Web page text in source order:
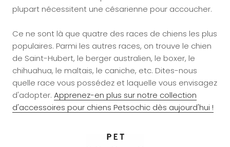
plupart nécessitent une césarienne pour accoucher.
Ce ne sont là que quatre des races de chiens les plus
populaires. Parmi les autres races, on trouve le chien
de Saint-Hubert, le berger australien, le boxer, le
chihuahua, le maltais, le caniche, etc. Dites-nous
quelle race vous possédez et laquelle vous envisagez
d'adopter. Apprenez-en plus sur notre collection
d'accessoires pour chiens Petsochic dès aujourd'hui !